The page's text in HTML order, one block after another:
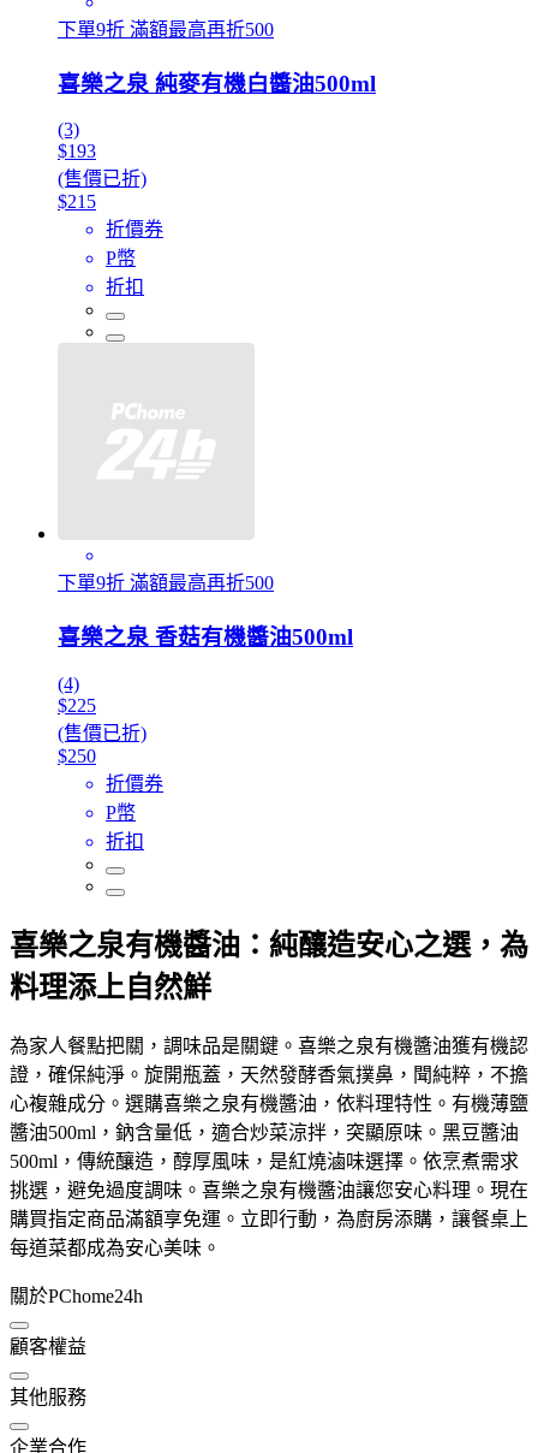
下單9折 滿額最高再折500
喜樂之泉 純麥有機白醬油500ml
(3)
$193
(售價已折)
$215
折價券
P幣
折扣
下單9折 滿額最高再折500
喜樂之泉 香菇有機醬油500ml
(4)
$225
(售價已折)
$250
折價券
P幣
折扣
喜樂之泉有機醬油：純釀造安心之選，為
料理添上自然鮮
為家人餐點把關，調味品是關鍵。喜樂之泉有機醬油獲有機認
證，確保純淨。旋開瓶蓋，天然發酵香氣撲鼻，聞純粹，不擔
心複雜成分。選購喜樂之泉有機醬油，依料理特性。有機薄鹽
醬油500ml，鈉含量低，適合炒菜涼拌，突顯原味。黑豆醬油
500ml，傳統釀造，醇厚風味，是紅燒滷味選擇。依烹煮需求
挑選，避免過度調味。喜樂之泉有機醬油讓您安心料理。現在
購買指定商品滿額享免運。立即行動，為廚房添購，讓餐桌上
每道菜都成為安心美味。
關於PChome24h
顧客權益
其他服務
企業合作